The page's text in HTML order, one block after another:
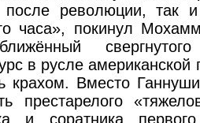
революции, так
часа», покинул
в русле американской
крахом. Вместо
престарелого
и соратника первого